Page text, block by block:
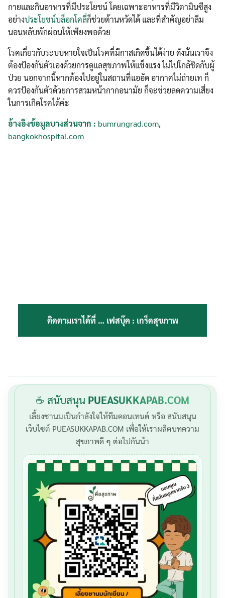
กายและกินอาหารที่มีประโยชน์ โดยเฉพาะอาหารที่มีวิตามินซีสูง
อย่างประโยชน์บล็อกโคลี่ก็ช่วยต้านหวัดได้ และที่สำคัญอย่าลืม
นอนหลับพักผ่อนให้เพียงพอด้วย
โรคเกี่ยวกับระบบหายใจเป็นโรคที่มีกาสเกิดขึ้นได้ง่าย ดังนั้นเราจึง
ต้องป้องกันตัวเองด้วยการดูแลสุขภาพให้แข็งแรง ไม่ไปใกล้ชิดกับผู้
ป่วย นอกจากนี้หากต้องไปอยู่ในสถานที่แออัด อากาศไม่ถ่ายเท ก็
ควรป้องกันตัวด้วยการสวมหน้ากากอนามัย ก็จะช่วยลดความเสี่ยง
ในการเกิดโรคได้ค่ะ
อ้างอิงข้อมูลบางส่วนจาก : bumrungrad.com,
bangkokhospital.com
ติดตามเราได้ที่ … เฟสบุ๊ค : เกร็ดสุขภาพ
☕ สนับสนุน PUEASUKKAPAB.COM
เลี้ยงชานมเป็นกำลังใจให้ทีมคอนเทนต์ หรือ สนับสนุน
เว็บไซต์ PUEASUKKAPAB.COM เพื่อให้เราผลิตบทความ
สุขภาพดี ๆ ต่อไปกันน้า